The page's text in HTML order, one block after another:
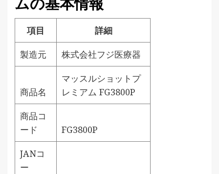
項目 詳細
製造元 株式会社フジ医療器
商品名
マッスルショットプ
レミアム FG3800P
商品コ
ード
FG3800P
JANコ
ー